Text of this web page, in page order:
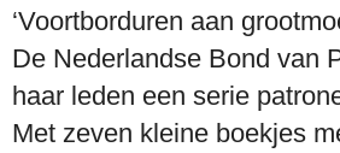
‘Voortborduren aan
De Nederlandse Bond van
haar leden een serie
Met zeven kleine boekjes